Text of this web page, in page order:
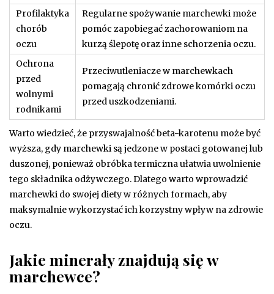
Profilaktyka
chorób
oczu
Regularne spożywanie marchewki może
pomóc zapobiegać zachorowaniom na
kurzą ślepotę oraz inne schorzenia oczu.
Ochrona
przed
wolnymi
rodnikami
Przeciwutleniacze w marchewkach
pomagają chronić zdrowe komórki oczu
przed uszkodzeniami.
Warto wiedzieć, że przyswajalność beta-karotenu może być
wyższa, gdy marchewki są jedzone w postaci gotowanej lub
duszonej, ponieważ obróbka termiczna ułatwia uwolnienie
tego składnika odżywczego. Dlatego warto wprowadzić
marchewki do swojej diety w różnych formach, aby
maksymalnie wykorzystać ich korzystny wpływ na zdrowie
oczu.
Jakie minerały znajdują się w
marchewce?